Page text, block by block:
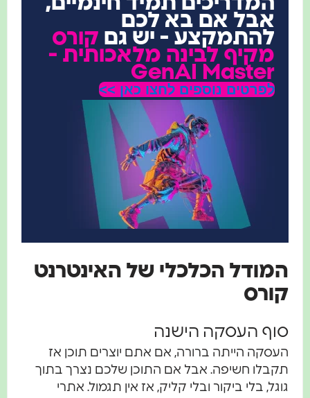
אבל אם בא לכם
להתמקצע - יש גם קורס
מקיף לבינה מלאכותית -
GenAI Master
לפרטים נוספים לחצו כאן >>
המודל הכלכלי של האינטרנט
קורס
סוף העסקה הישנה
העסקה הייתה ברורה, אם אתם יוצרים תוכן אז
תקבלו חשיפה. אבל אם התוכן שלכם נצרך בתוך
גוגל, בלי ביקור ובלי קליק, אז אין תגמול. אתרי